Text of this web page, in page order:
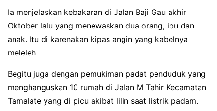
Ia menjelaskan kebakaran di Jalan Baji Gau akhir
Oktober lalu yang menewaskan dua orang, ibu dan
anak. Itu di karenakan kipas angin yang kabelnya
meleleh.
Begitu juga dengan pemukiman padat penduduk yang
menghanguskan 10 rumah di Jalan M Tahir Kecamatan
Tamalate yang di picu akibat lilin saat listrik padam.